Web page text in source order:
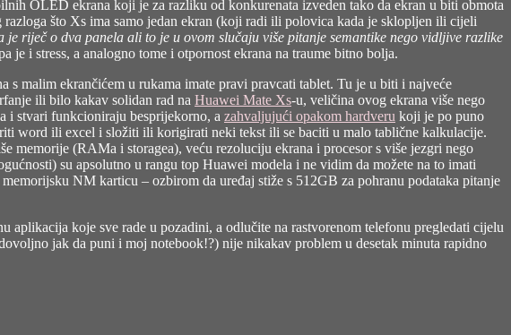
OLED ekrana koji je za razliku od konkurenata izveden tako da ekran u biti obmota
što Xs ima samo jedan ekran (koji radi ili polovica kada je sklopljen ili cijeli
riječ o dva panela ali to je u ovom slučaju više pitanje semantike nego vidljive razlike
i stress, a analogno tome i otpornost ekrana na traume bitno bolja.
malim ekrančićem u rukama imate pravi pravcati tablet. Tu je u biti i najveće
ili bilo kakav solidan rad na Huawei Mate Xs-u, veličina ovog ekrana više nego
i stvari funkcioniraju besprijekorno, a zahvaljujući opakom hardveru koji je po puno
word ili excel i složiti ili korigirati neki tekst ili se baciti u malo tablične kalkulacije.
memorije (RAMa i storagea), veću rezoluciju ekrana i procesor s više jezgri nego
su apsolutno u rangu top Huawei modela i ne vidim da možete na to imati
NM karticu – ozbirom da uređaj stiže s 512GB za pohranu podataka pitanje
koje sve rade u pozadini, a odlučite na rastvorenom telefonu pregledati cijelu
jak da puni i moj notebook!?) nije nikakav problem u desetak minuta rapidno